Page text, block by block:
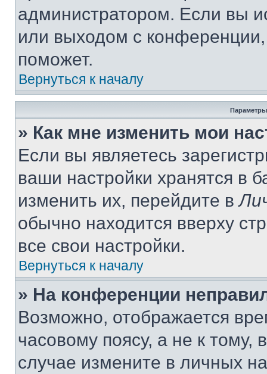
администратором. Если вы
или выходом с
поможет.
Вернуться к началу
Параметры
» Как мне изменить мои
Если вы являетесь
ваши настройки хранятся в
изменить их, перейдите в
обычно находится вверху
все свои настройки.
Вернуться к началу
» На конференции
Возможно, отображается
часовому поясу, а не к тому,
случае измените в личных